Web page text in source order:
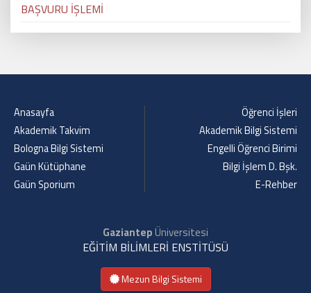
BAŞVURU İŞLEMİ
Anasayfa
Akademik Takvim
Bologna Bilgi Sistemi
Gaün Kütüphane
Gaün Sporium
Öğrenci İşleri
Akademik Bilgi Sistemi
Engelli Öğrenci Birimi
Bilgi İşlem D. Bşk.
E-Rehber
GaziantepÜniversitesi
EĞİTİM BİLİMLERİ ENSTİTÜSÜ
Mezun Bilgi Sistemi